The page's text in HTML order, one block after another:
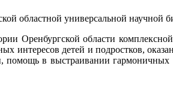
областной универсальной научной
Оренбургской области
интересов детей и подростков,
помощь в выстраивании